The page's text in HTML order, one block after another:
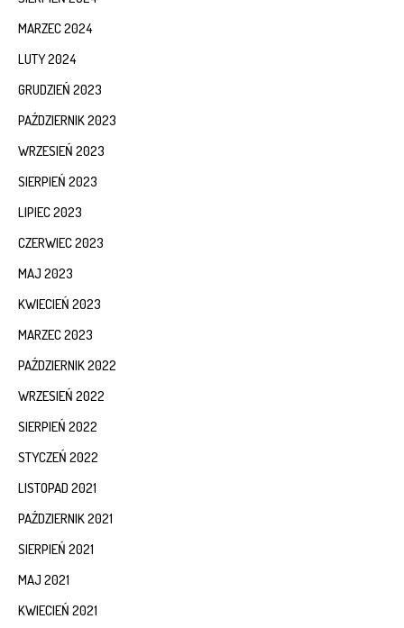
MARZEC 2024
LUTY 2024
GRUDZIEŃ 2023
PAŹDZIERNIK 2023
WRZESIEŃ 2023
SIERPIEŃ 2023
LIPIEC 2023
CZERWIEC 2023
MAJ 2023
KWIECIEŃ 2023
MARZEC 2023
PAŹDZIERNIK 2022
WRZESIEŃ 2022
SIERPIEŃ 2022
STYCZEŃ 2022
LISTOPAD 2021
PAŹDZIERNIK 2021
SIERPIEŃ 2021
MAJ 2021
KWIECIEŃ 2021